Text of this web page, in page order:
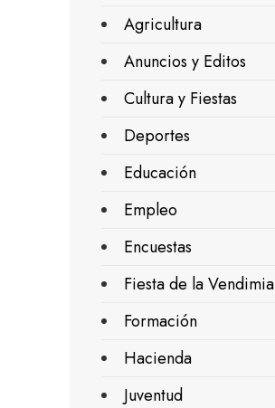
Agricultura
Anuncios y Editos
Cultura y Fiestas
Deportes
Educación
Empleo
Encuestas
Fiesta de la Vendimia
Formación
Hacienda
Juventud